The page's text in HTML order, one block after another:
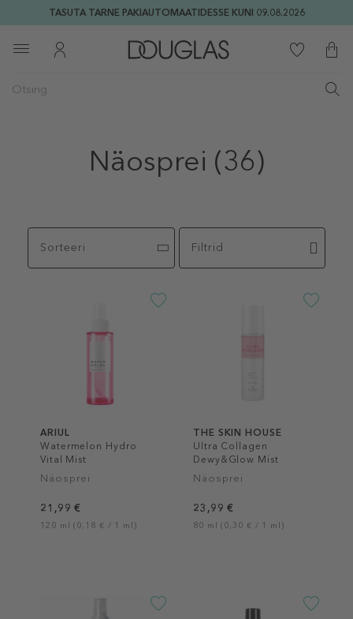
TASUTA TARNE PAKIAUTOMAATIDESSE KUNI 09.08.2026
Näosprei (36)
Sorteeri Filtrid
ARIUL
Watermelon Hydro
Vital Mist
Näosprei
21,99 €
120 ml (0,18 € / 1 ml)
THE SKIN HOUSE
Ultra Collagen
Dewy&Glow Mist
Näosprei
23,99 €
80 ml (0,30 € / 1 ml)